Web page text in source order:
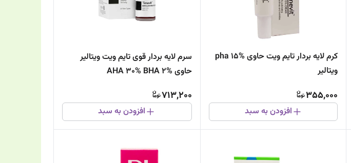
کرم لایه بردار تایم ویت حاوی pha 15%
ویتالیر
355,000
افزودن به سبد
سرم لایه بردار قوی تایم ویت ویتالیر
حاوی AHA 30% BHA 2%
713,200
افزودن به سبد